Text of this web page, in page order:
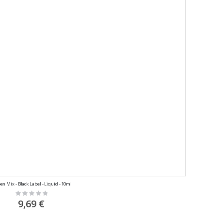
Mix - Black Label - Liquid - 10ml
Rating:
9,69 €